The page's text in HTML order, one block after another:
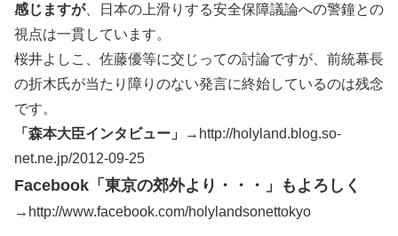
感じますが、日本の上滑りする安全保障議論への警鐘との
視点は一貫しています。
桜井よしこ、佐藤優等に交じっての討論ですが、前統幕長
の折木氏が当たり障りのない発言に終始しているのは残念
です。
「森本大臣インタビュー」
→http://holyland.blog.so-
net.ne.jp/2012-09-25
Facebook「東京の郊外より・・・」もよろしく
→http://www.facebook.com/holylandsonettokyo